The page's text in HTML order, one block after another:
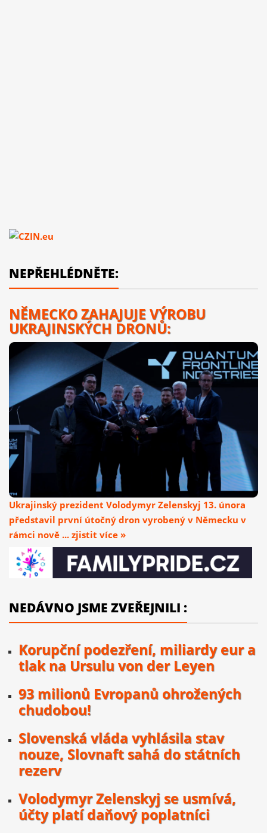
NEPŘEHLÉDNĚTE:
NĚMECKO ZAHAJUJE VÝROBU
UKRAJINSKÝCH DRONŮ:
Ukrajinský prezident Volodymyr Zelenskyj 13. února
představil první útočný dron vyrobený v Německu v
rámci nově ... zjistit více »
NEDÁVNO JSME ZVEŘEJNILI :
Korupční podezření, miliardy eur a
tlak na Ursulu von der Leyen
93 milionů Evropanů ohrožených
chudobou!
Slovenská vláda vyhlásila stav
nouze, Slovnaft sahá do státních
rezerv
Volodymyr Zelenskyj se usmívá,
účty platí daňový poplatníci